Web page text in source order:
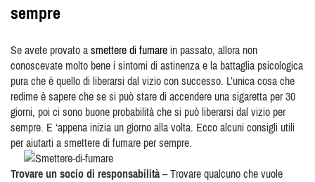
sempre
Se avete provato a smettere di fumare in passato, allora non
conoscevate molto bene i sintomi di astinenza e la battaglia psicologica
pura che è quello di liberarsi dal vizio con successo. L’unica cosa che
redime è sapere che se si può stare di accendere una sigaretta per 30
giorni, poi ci sono buone probabilità che si può liberarsi dal vizio per
sempre. E ‘appena inizia un giorno alla volta. Ecco alcuni consigli utili
per aiutarti a smettere di fumare per sempre.
Trovare un socio di responsabilità– Trovare qualcuno che vuole